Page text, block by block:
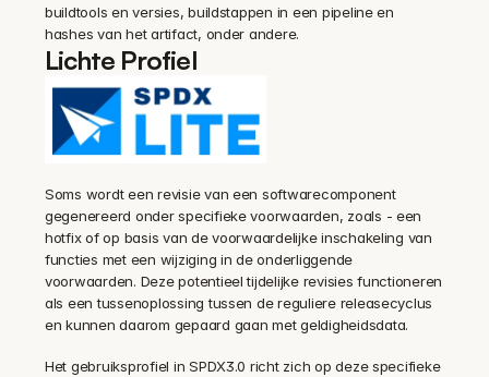
buildtools en versies, buildstappen in een pipeline en
hashes van het artifact, onder andere.
Lichte Profiel
Soms wordt een revisie van een softwarecomponent
gegenereerd onder specifieke voorwaarden, zoals - een
hotfix of op basis van de voorwaardelijke inschakeling van
functies met een wijziging in de onderliggende
voorwaarden. Deze potentieel tijdelijke revisies functioneren
als een tussenoplossing tussen de reguliere releasecyclus
en kunnen daarom gepaard gaan met geldigheidsdata.
‍Het gebruiksprofiel in SPDX3.0 richt zich op deze specifieke